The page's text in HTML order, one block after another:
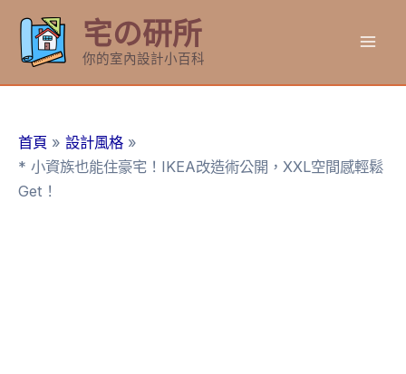
要
宅の研所
你的室內設計小百科
首頁
設計風格
* 小資族也能住豪宅！IKEA改造術公開，XXL空間感輕鬆
Get！